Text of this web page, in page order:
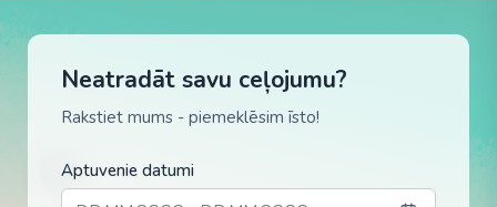
Neatradāt savu ceļojumu?
Rakstiet mums - piemeklēsim īsto!
Aptuvenie datumi